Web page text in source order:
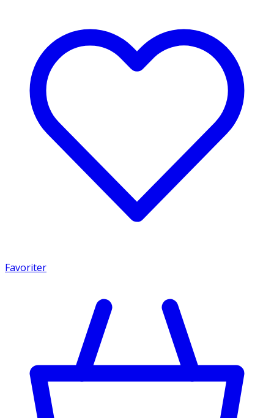
Favoriter